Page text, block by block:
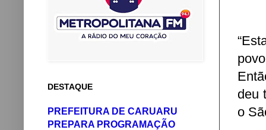
deu
o
DESTAQUE
PREFEITURA DE CARUARU
PREPARA PROGRAMAÇÃO